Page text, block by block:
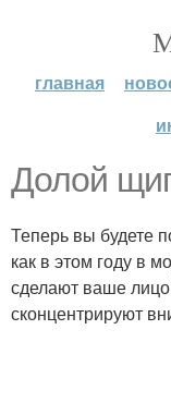
главная
Долой
Теперь вы будете
как в этом году в
сделают ваше
сконцентрируют